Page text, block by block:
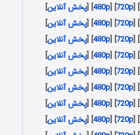
] [
720p
] [
480p
] [پخش آنلاین]
] [
720p
] [
480p
] [پخش آنلاین]
] [
720p
] [
480p
] [پخش آنلاین]
] [
720p
] [
480p
] [پخش آنلاین]
] [
720p
] [
480p
] [پخش آنلاین]
] [
720p
] [
480p
] [پخش آنلاین]
] [
720p
] [
480p
] [پخش آنلاین]
] [
720p
] [
480p
] [پخش آنلاین]